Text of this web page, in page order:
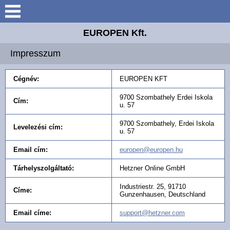
Bemutatkozás
Munkatársak
Termékeink
Galéria
Ajánlatkérés
Technológia
EUROPEN Kft.
Impresszum
Cégnév: EUROPEN KFT
Cím:
9700 Szombathely Erdei Iskola
u. 57
Levelezési cím:
9700 Szombathely, Erdei Iskola
u. 57
Email cím: europen@europen.hu
Tárhelyszolgáltató: Hetzner Online GmbH
Címe:
Industriestr. 25, 91710
Gunzenhausen, Deutschland
Email címe: support@hetzner.com